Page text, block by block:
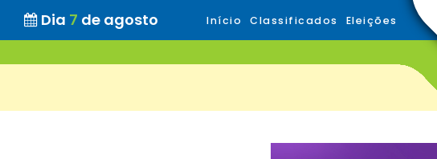
Dia 7 de agosto Início Classificados Eleições